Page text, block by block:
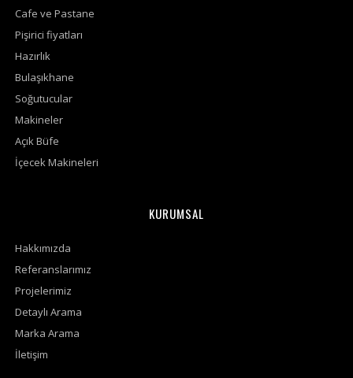
Cafe ve Pastane
Pişirici fiyatları
Hazırlık
Bulaşıkhane
Soğutucular
Makineler
Açık Büfe
İçecek Makineleri
KURUMSAL
Hakkımızda
Referanslarımız
Projelerimiz
Detaylı Arama
Marka Arama
İletişim